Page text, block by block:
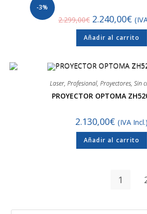
-3%
2.299,00€ 2.240,00€
Añadir al carrito
Laser, Profesional, Proyectores, Sin
PROYECTOR OPTOMA
2.130,00€ (IVA Incl.)
Añadir al carrito
1